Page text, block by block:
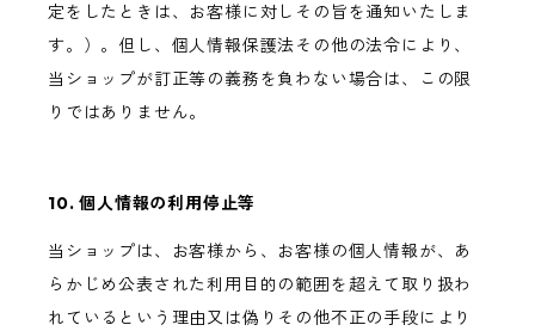
定をしたときは、お客様に対しその旨を通知いたしま
す。）。但し、個人情報保護法その他の法令により、
当ショップが訂正等の義務を負わない場合は、この限
りではありません。
10. 個人情報の利用停止等
当ショップは、お客様から、お客様の個人情報が、あ
らかじめ公表された利用目的の範囲を超えて取り扱わ
れているという理由又は偽りその他不正の手段により